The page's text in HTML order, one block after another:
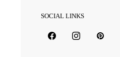
SOCIAL LINKS